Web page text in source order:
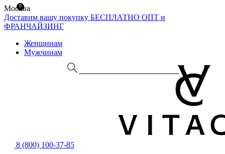
Москва
Доставим вашу покупку БЕСПЛАТНО ОПТ и
ФРАНЧАЙЗИНГ
Женщинам
Мужчинам
8 (800) 100-37-85
0